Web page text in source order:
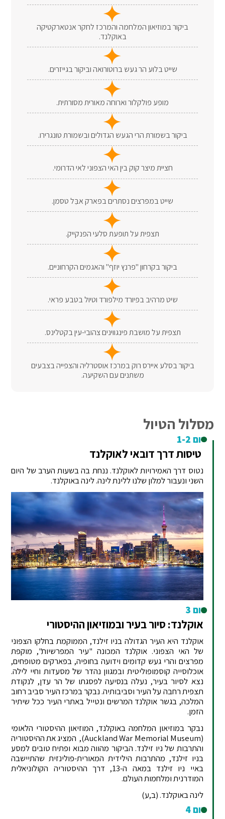
ביקור במוזיאון המלחמה והמרכז לחקר אנטארקטיקה
באוקלנד.
שייט בלוע הר געש ברוטורואה וביקור בגייזרים.
מופע פולקלור וארוחה מאורית מסורתית.
ביקור בשמורת הרי הגעש הגדולים ובשמורת טונגרירו.
חציית מיצר קוק בין האי הצפוני לאי הדרומי.
שייט במפרצים נסתרים בפארק אבֵּל טסמן.
תצפית על תופעת סלעי הפנקייק.
ביקור בקרחון "פרנץ יוזף" והאגמים הקרחוניים.
שיט מרהיב בפיורד מילפורד וטיול בטבע פראי.
תצפית על מושבת פינגווינים צהובי-עין בקטלינס.
ביקור בסלע איירס רוק במרכז אוסטרליה והצפייה בצבעים
משתנים עם השקיעה.
מסלול הטיול
יום 1-2
טיסות דרך דובאי לאוקלנד
נטוס דרך האמירויות לאוקלנד. ננחת בה בשעות הערב של היום
השני ונעבור למלון שלנו ללינת לינה. לינה באוקלנד.
יום 3
אוקלנד: סיור בעיר ובמוזיאון ההיסטורי
אוקלנד היא העיר הגדולה בניו זילנד, הממוקמת בחלקו הצפוני
של האי הצפוני. אוקלנד המכונה "עיר המפרשיות", מוקפת
מפרצים והרי געש קדומים וידועה בחופיה, בפארקים מטופחים,
אוכלוסייה קוסמופוליטית ובמגוון נהדר של מסעדות וחיי לילה.
נצא לסיור בעיר, נעלה בנסיעה לפסגתו של הר עדן, לנקודת
תצפית רחבה על העיר וסביבותיה. נבקר במרכז העיר סביב רחוב
המלכה, בגשר אוקלנד המרשים ונטייל באתרי העיר ככל שיתיר
הזמן.
נבקר במוזיאון המלחמה באוקלנד, המוזיאון ההיסטורי הלאומי
(Auckland War Memorial Museum), המציג את ההיסטוריה
והתרבות של ניו זילנד. הביקור מהווה מבוא ופתיח טובים למסע
בניו זילנד, מהתרבות הילידית המאורית-פולינזית שהתיישבה
באיי ניו זילנד במאה ה-13, דרך ההיסטוריה הקולוניאלית
המודרנית ומלחמות העולם.
לינה באוקלנד. (ב,ע)
יום 4